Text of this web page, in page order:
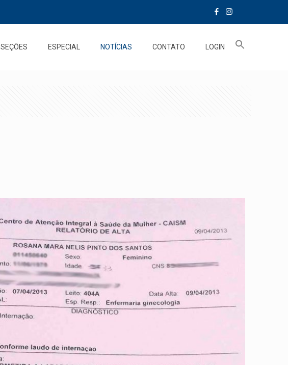
SEÇÕES ESPECIAL NOTÍCIAS CONTATO LOGIN